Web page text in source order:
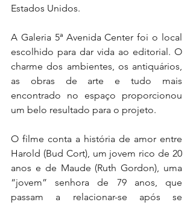
Estados Unidos.
A Galeria 5ª Avenida Center foi o local
escolhido para dar vida ao editorial. O
charme dos ambientes, os antiquários,
as obras de arte e tudo mais
encontrado no espaço proporcionou
um belo resultado para o projeto.
O filme conta a história de amor entre
Harold (Bud Cort), um jovem rico de 20
anos e de Maude (Ruth Gordon), uma
“jovem” senhora de 79 anos, que
passam a relacionar-se após se